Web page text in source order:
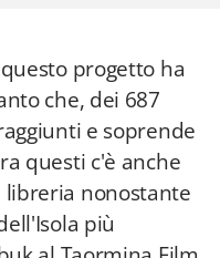
progetto ha
che, dei 687
e soprende
questi c'è anche
libreria nonostante
più